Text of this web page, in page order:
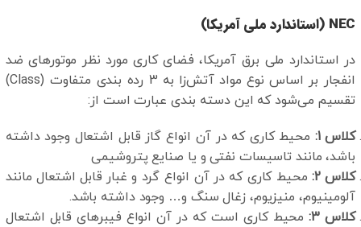
NEC (استاندارد ملی آمریکا)
در استاندارد ملی برق آمریکا، فضای کاری مورد نظر موتورهای ضد
انفجار بر اساس نوع مواد آتش‌زا به 3 رده بندی متفاوت (Class)
تقسیم می‌شود که این دسته بندی عبارت است از:
کلاس 1:
محیط کاری که در آن انواع گاز قابل اشتعال وجود داشته
باشد، مانند تاسیسات نفتی و یا صنایع پتروشیمی
کلاس 2:
محیط کاری که در آن انواع گرد و غبار قابل اشتعال مانند
آلومینیوم، منیزیوم، زغال سنگ و… وجود داشته باشد.
کلاس 3:
محیط کاری است که در آن انواع فیبرهای قابل اشتعال